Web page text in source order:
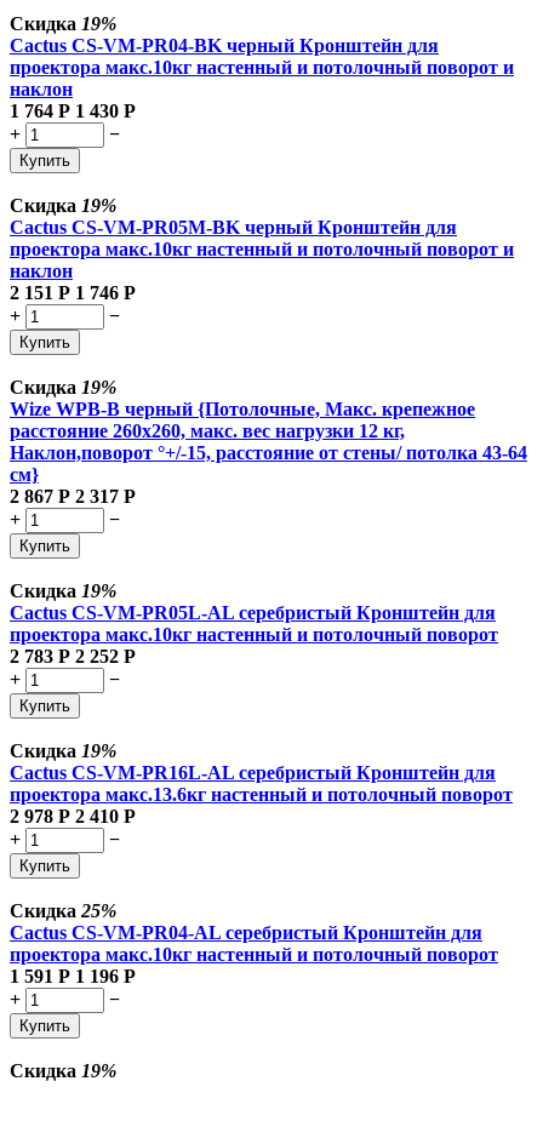
Скидка 19%
Cactus CS-VM-PR04-BK черный Кронштейн для
проектора макс.10кг настенный и потолочный поворот и
наклон
1 764 Р 1 430 Р
+
−
Купить
Скидка 19%
Cactus CS-VM-PR05M-BK черный Кронштейн для
проектора макс.10кг настенный и потолочный поворот и
наклон
2 151 Р 1 746 Р
+
−
Купить
Скидка 19%
Wize WPB-B черный {Потолочные, Макс. крепежное
расстояние 260х260, макс. вес нагрузки 12 кг,
Наклон,поворот °+/-15, расстояние от стены/ потолка 43-64
см}
2 867 Р 2 317 Р
+
−
Купить
Скидка 19%
Cactus CS-VM-PR05L-AL серебристый Кронштейн для
проектора макс.10кг настенный и потолочный поворот
2 783 Р 2 252 Р
+
−
Купить
Скидка 19%
Cactus CS-VM-PR16L-AL серебристый Кронштейн для
проектора макс.13.6кг настенный и потолочный поворот
2 978 Р 2 410 Р
+
−
Купить
Скидка 25%
Cactus CS-VM-PR04-AL серебристый Кронштейн для
проектора макс.10кг настенный и потолочный поворот
1 591 Р 1 196 Р
+
−
Купить
Скидка 19%